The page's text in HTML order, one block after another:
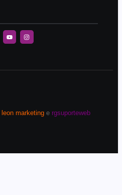
leon marketing e rgsuporteweb